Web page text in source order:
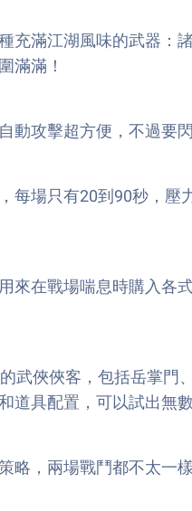
充滿江湖風味的武器：
滿滿！
動攻擊超方便，不過要
每場只有20到90秒，
來在戰場喘息時購入各
武俠俠客，包括岳掌門
道具配置，可以試出無
略，兩場戰鬥都不太一